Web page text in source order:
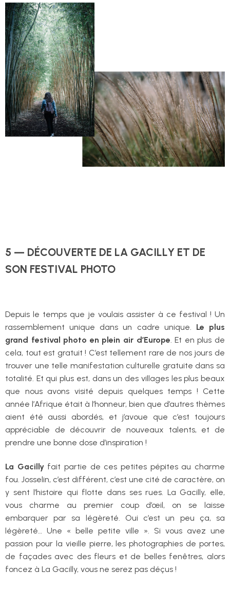
5 — DÉCOUVERTE DE LA GACILLY ET DE
SON FESTIVAL PHOTO
Depuis le temps que je voulais assister à ce festival ! Un
rassemblement unique dans un cadre unique. Le plus
grand festival photo en plein air d’Europe . Et en plus de
cela, tout est gratuit ! C’est tellement rare de nos jours de
trouver une telle manifestation culturelle gratuite dans sa
totalité. Et qui plus est, dans un des villages les plus beaux
que nous avons visité depuis quelques temps ! Cette
année l’Afrique était à l’honneur, bien que d’autres thèmes
aient été aussi abordés, et j’avoue que c’est toujours
appréciable de découvrir de nouveaux talents, et de
prendre une bonne dose d’inspiration !
La Gacillyfait partie de ces petites pépites au charme
fou. Josselin, c’est différent, c’est une cité de caractère, on
y sent l’histoire qui flotte dans ses rues. La Gacilly, elle,
vous charme au premier coup d’œil, on se laisse
embarquer par sa légèreté. Oui c’est un peu ça, sa
légèreté… Une « belle petite ville ». Si vous avez une
passion pour la vieille pierre, les photographies de portes,
de façades avec des fleurs et de belles fenêtres, alors
foncez à La Gacilly, vous ne serez pas déçus !